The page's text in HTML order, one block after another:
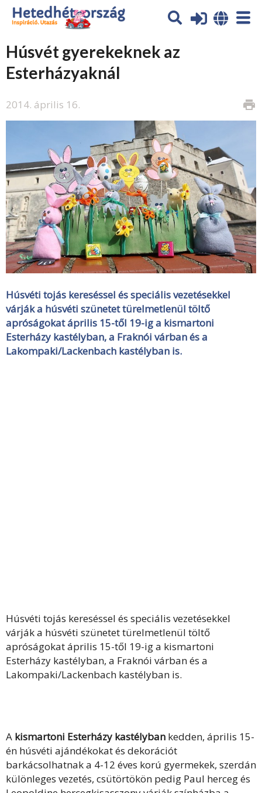
Húsvét gyerekeknek az
Esterházyaknál
2014. április 16. print
Húsvéti tojás kereséssel és speciális vezetésekkel
várják a húsvéti szünetet türelmetlenül töltő
apróságokat április 15-től 19-ig a kismartoni
Esterházy kastélyban, a Fraknói várban és a
Lakompaki/Lackenbach kastélyban is.
Húsvéti tojás kereséssel és speciális vezetésekkel
várják a húsvéti szünetet türelmetlenül töltő
apróságokat április 15-től 19-ig a kismartoni
Esterházy kastélyban, a Fraknói várban és a
Lakompaki/Lackenbach kastélyban is.
A kismartoni Esterházy kastélyban kedden, április 15-
én húsvéti ajándékokat és dekorációt
barkácsolhatnak a 4-12 éves korú gyermekek, szerdán
különleges vezetés, csütörtökön pedig Paul herceg és